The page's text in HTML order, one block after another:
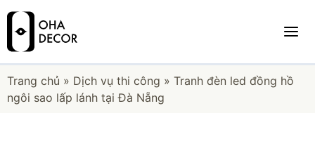
Trang chủ » Dịch vụ thi công » Tranh đèn led đồng hồ
ngôi sao lấp lánh tại Đà Nẵng